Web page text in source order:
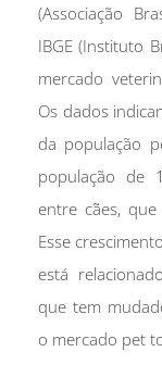
(Associação
IBGE (Instituto
mercado
Os dados
da população
população de
entre cães,
Esse
está
que tem
o mercado pet